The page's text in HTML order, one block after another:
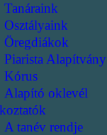
Tanáraink
Osztályaink
Öregdiákok
Piarista Alapítvány
Kórus
Alapító oklevél
A tanév rendje